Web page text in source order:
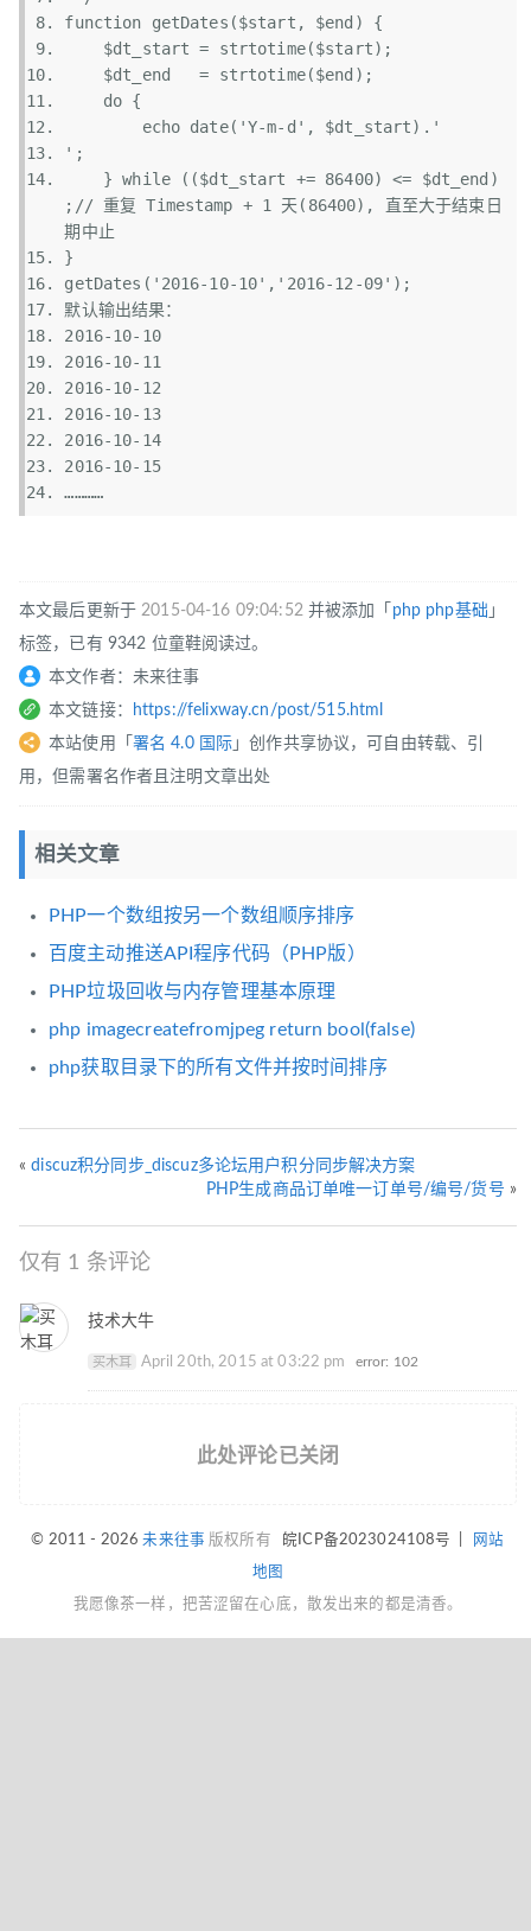
function getDates($start , $end ) {
$dt_start = strtotime($start);
$dt_end
= strtotime($end );
do {
echo date( 'Y-m-d' , $dt_start). '
' ;
} while (($dt_start += 86400) <= $dt_end )
; // 重复 Timestamp + 1 天(86400), 直至大于结束日
期中止
}
getDates( '2016-10-10' , '2016-12-09' );
默认输出结果：
2016-10-10
2016-10-11
2016-10-12
2016-10-13
2016-10-14
2016-10-15
…………
本文最后更新于 2015-04-16 09:04:52 并被添加「 php php基础 」
标签，已有 9342 位童鞋阅读过。
本文作者：未来往事
本文链接：
https://felixway.cn/post/515.html
本站使用「 署名 4.0 国际 」创作共享协议，可自由转载、引
用，但需署名作者且注明文章出处
相关文章
PHP一个数组按另一个数组顺序排序
百度主动推送API程序代码（PHP版）
PHP垃圾回收与内存管理基本原理
php imagecreatefromjpeg return bool(false)
php获取目录下的所有文件并按时间排序
«discuz积分同步_discuz多论坛用户积分同步解决方案
PHP生成商品订单唯一订单号/编号/货号 »
仅有 1 条评论
技术大牛
买木耳 April 20th, 2015 at 03:22 pm error: 102
此处评论已关闭
© 2011 - 2026未来往事 版权所有 皖ICP备2023024108号 网站
地图
我愿像茶一样，把苦涩留在心底，散发出来的都是清香。